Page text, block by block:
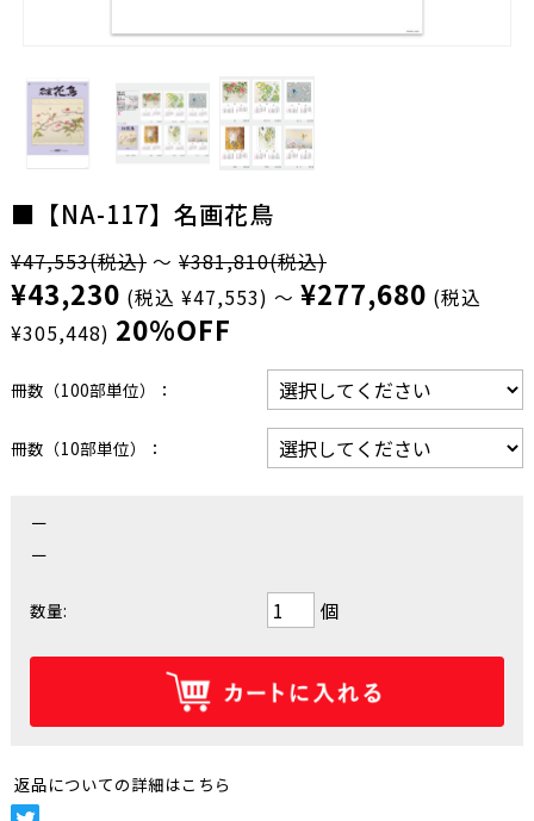
■【NA-117】名画花鳥
¥47,553(税込) ～ ¥381,810(税込)
¥43,230 (税込 ¥47,553) ～ ¥277,680 (税込
¥305,448) 20%OFF
冊数（100部単位）：
冊数（10部単位）：
－
－
数量: 個
返品についての詳細はこちら